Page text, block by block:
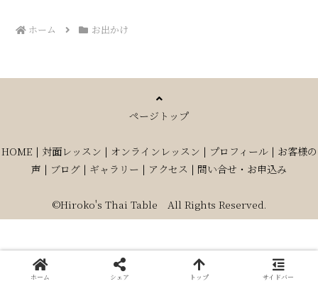
ホーム お出かけ
ページトップ
HOME | 対面レッスン | オンラインレッスン | プロフィール| お客様の
声 | ブログ | ギャラリー | アクセス | 問い合せ・お申込み
©Hiroko's Thai Table All Rights Reserved.
ホーム シェア トップ サイドバー